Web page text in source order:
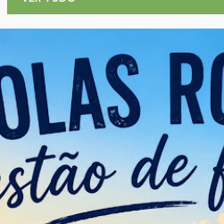
e
n
s
g
e